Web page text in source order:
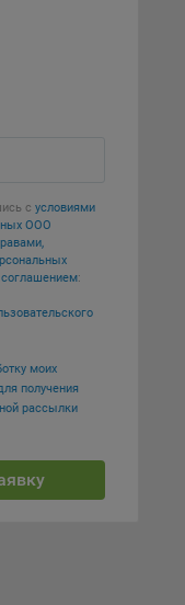
с условиями
ООО
:
моих
получения
рассылки